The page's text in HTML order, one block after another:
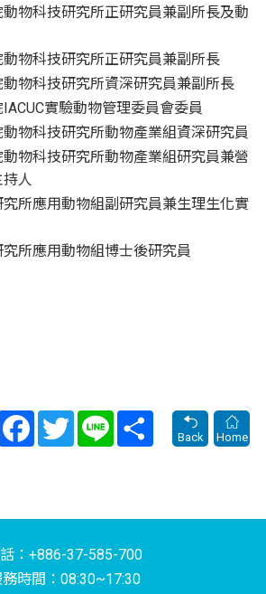
物科技研究所正研究員兼副所長及動
物科技研究所正研究員兼副所長
物科技研究所資深研究員兼副所長
實驗動物管理委員會委員
物科技研究所動物產業組資深研究員
物科技研究所動物產業組研究員兼營
人
所應用動物組副研究員兼生理生化實
所應用動物組博士後研究員
FacebookTwitter Line
Share
Back
Home
：+886-37-585-700
時間：08:30~17:30